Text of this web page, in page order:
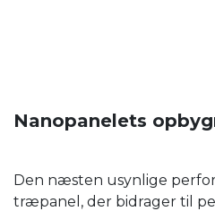
Nanopanelets
Den næsten usynlige
træpanel, der bidrager til